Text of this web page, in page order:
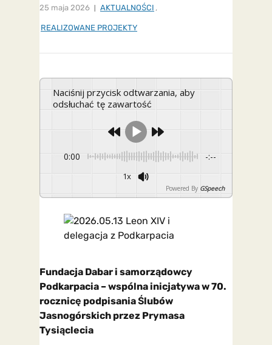
25 maja 2026 AKTUALNOŚCI ,
REALIZOWANE PROJEKTY
Naciśnij przycisk odtwarzania, aby
odsłuchać tę zawartość
0:00 -:--
1x
Powered By GSpeech
Fundacja Dabar i samorządowcy
Podkarpacia – wspólna inicjatywa w 70.
rocznicę podpisania Ślubów
Jasnogórskich przez Prymasa
Tysiąclecia